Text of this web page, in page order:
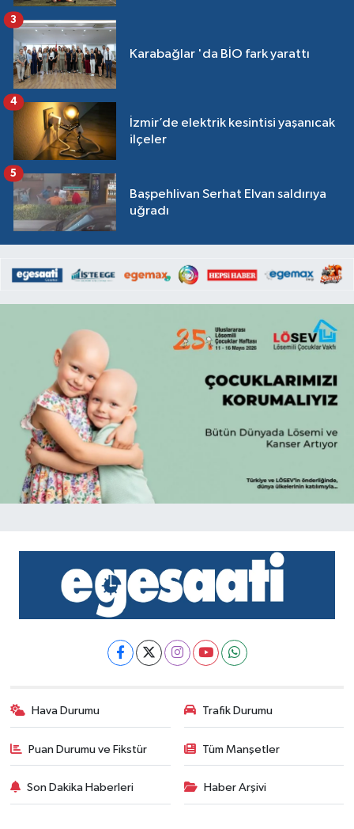
Karabağlar 'da BİO fark yarattı
3
İzmir’de elektrik kesintisi yaşanıcak
ilçeler
4
Başpehlivan Serhat Elvan saldırıya
uğradı
5
Hava Durumu Trafik Durumu
Puan Durumu ve Fikstür Tüm Manşetler
Son Dakika Haberleri Haber Arşivi